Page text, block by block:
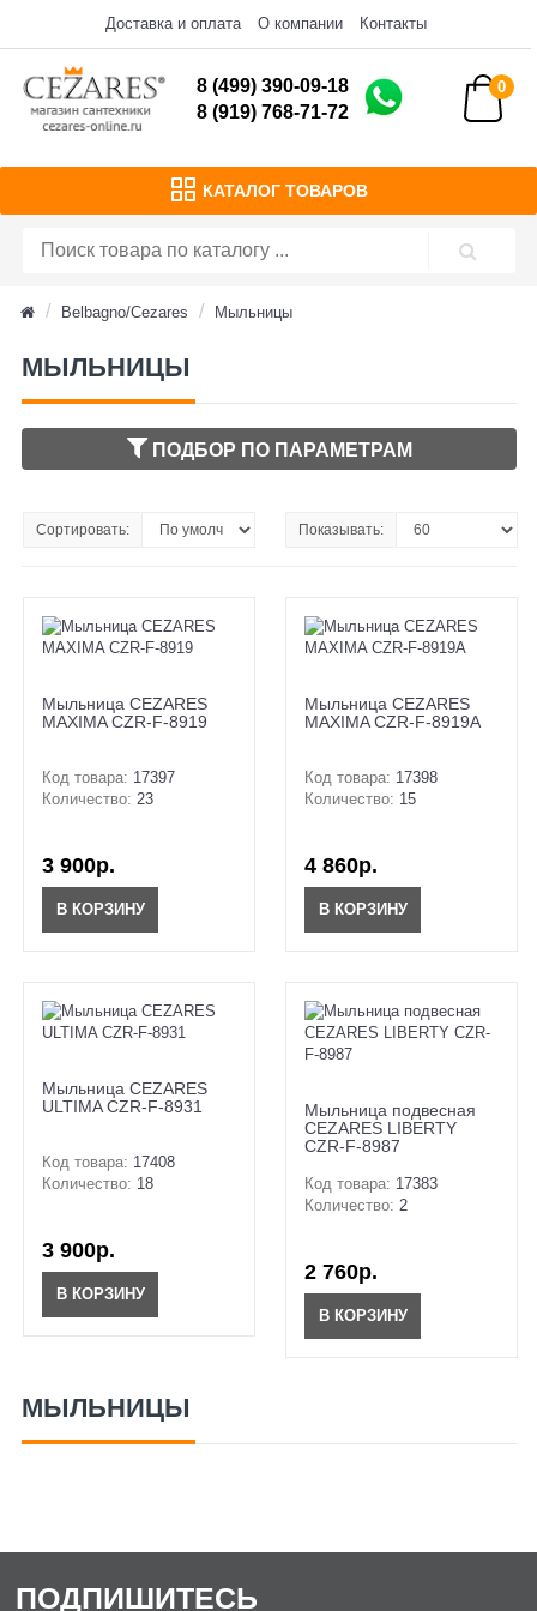
Доставка и оплата О компании Контакты
8 (499) 390-09-18
8 (919) 768-71-72
0
КАТАЛОГ ТОВАРОВ
Belbagno/Cezares Мыльницы
МЫЛЬНИЦЫ
ПОДБОР ПО ПАРАМЕТРАМ
Сортировать: Показывать:
Мыльница CEZARES
MAXIMA CZR-F-8919
Код товара: 17397
Количество: 23
3 900р.
В КОРЗИНУ
Мыльница CEZARES
MAXIMA CZR-F-8919A
Код товара: 17398
Количество: 15
4 860р.
В КОРЗИНУ
Мыльница CEZARES
ULTIMA CZR-F-8931
Код товара: 17408
Количество: 18
3 900р.
В КОРЗИНУ
Мыльница подвесная
CEZARES LIBERTY
CZR-F-8987
Код товара: 17383
Количество: 2
2 760р.
В КОРЗИНУ
МЫЛЬНИЦЫ
ПОДПИШИТЕСЬ